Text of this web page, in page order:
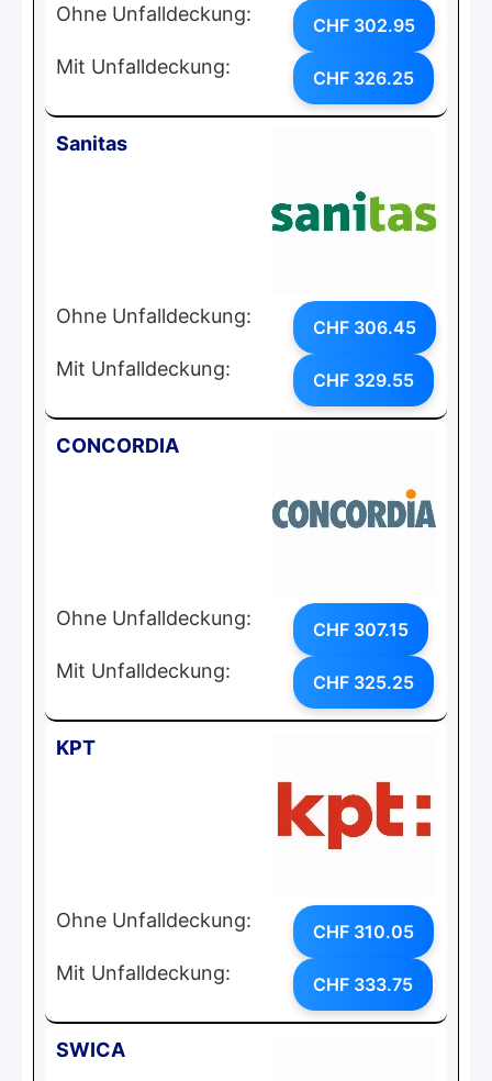
Ohne Unfalldeckung: CHF 302.95
Mit Unfalldeckung: CHF 326.25
Sanitas
Ohne Unfalldeckung: CHF 306.45
Mit Unfalldeckung: CHF 329.55
CONCORDIA
Ohne Unfalldeckung: CHF 307.15
Mit Unfalldeckung: CHF 325.25
KPT
Ohne Unfalldeckung: CHF 310.05
Mit Unfalldeckung: CHF 333.75
SWICA